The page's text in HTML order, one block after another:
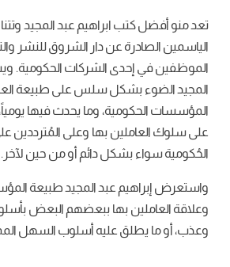
تعد منو أفضل كتب ابراهيم عبد المجيد
الياسمين الصادرة عن دار الشروق للنشر
الموظفين في إحدى الشركات الحكومية.
المجيد الضوء بشكل سلس على طبيعة
المؤسسات الحكومية، وما يحدث فيها يومياً،
على سلوك العاملين بها وعلى المُترددين
الحُكومية سواء بشكل دائم أو من حين لآخر.
واستعرض إبراهيم عبد المجيد طبيعة
وعلاقة العاملين بها ببعضهم البعض
وعذب، أو ما يطلق عليه أسلوب السهل